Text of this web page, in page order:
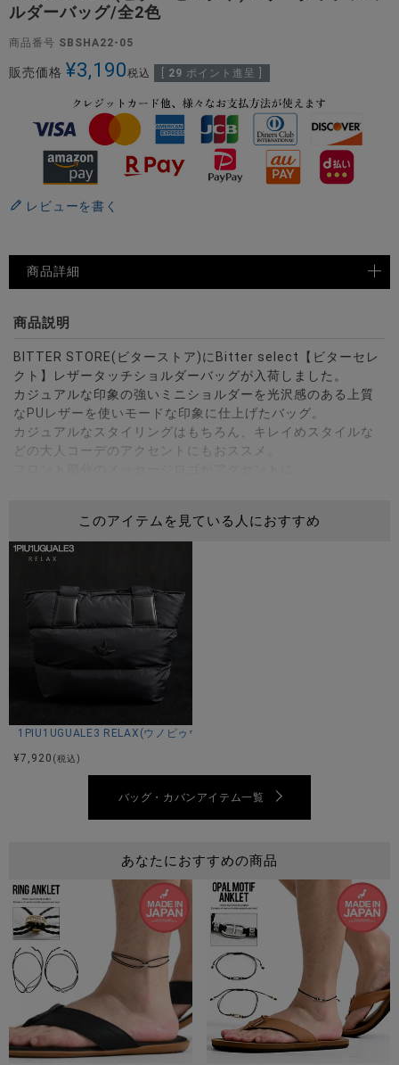
ルダーバッグ/全2色
商品番号 SBSHA22-05
販売価格 ¥3,190税込 29 ポイント進呈 ]
レビューを書く
商品詳細
商品説明
BITTER STORE(ビターストア)にBitter select【ビターセレ
クト】レザータッチショルダーバッグが入荷しました。
カジュアルな印象の強いミニショルダーを光沢感のある上質
なPUレザーを使いモードな印象に仕上げたバッグ。
カジュアルなスタイリングはもちろん、キレイめスタイルな
どの大人コーデのアクセントにもおススメ。
でちょっとした小物を収納できます。
ご自身用はもちろん、プレゼントにもオススメ。
普段使いからちょっとしたお出かけやお買い物、フェスやス
テムです。
※モデル画像は照明などの影響により実際の商品と異なる場合
がございます。
サイズ(cm)
FREE：横18縦23幅5
PUレザー
カラー展開
ブラック/アイボリー
このアイテムを見ている人におすすめ
1PIU1UGUALE3 RELAX(ウノピゥウノウグァーレトレ リラックス)PUFFY
¥7,920 (税込)
バッグ・カバンアイテム一覧
あなたにおすすめの商品